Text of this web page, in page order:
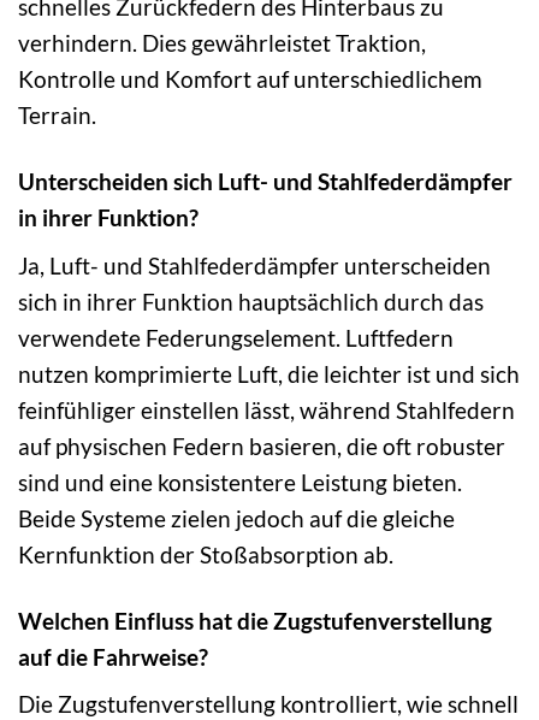
schnelles Zurückfedern des Hinterbaus zu
verhindern. Dies gewährleistet Traktion,
Kontrolle und Komfort auf unterschiedlichem
Terrain.
Unterscheiden sich Luft- und Stahlfederdämpfer
in ihrer Funktion?
Ja, Luft- und Stahlfederdämpfer unterscheiden
sich in ihrer Funktion hauptsächlich durch das
verwendete Federungselement. Luftfedern
nutzen komprimierte Luft, die leichter ist und sich
feinfühliger einstellen lässt, während Stahlfedern
auf physischen Federn basieren, die oft robuster
sind und eine konsistentere Leistung bieten.
Beide Systeme zielen jedoch auf die gleiche
Kernfunktion der Stoßabsorption ab.
Welchen Einfluss hat die Zugstufenverstellung
auf die Fahrweise?
Die Zugstufenverstellung kontrolliert, wie schnell